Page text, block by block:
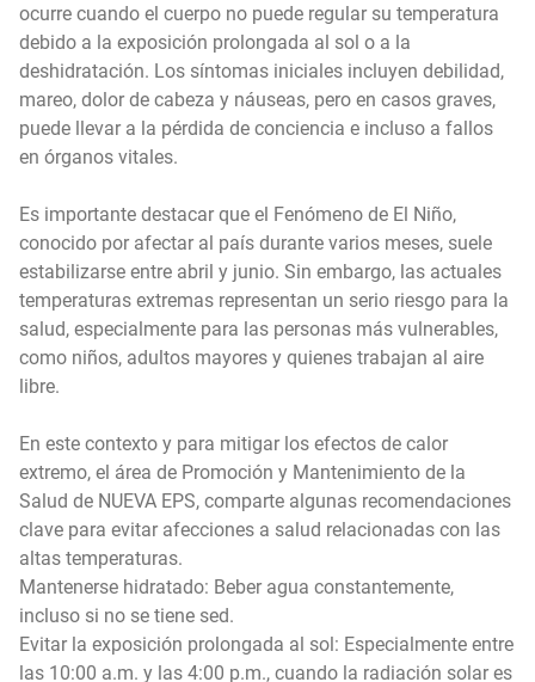
ocurre cuando el cuerpo no puede regular su temperatura
debido a la exposición prolongada al sol o a la
deshidratación. Los síntomas iniciales incluyen debilidad,
mareo, dolor de cabeza y náuseas, pero en casos graves,
puede llevar a la pérdida de conciencia e incluso a fallos
en órganos vitales.
Es importante destacar que el Fenómeno de El Niño,
conocido por afectar al país durante varios meses, suele
estabilizarse entre abril y junio. Sin embargo, las actuales
temperaturas extremas representan un serio riesgo para la
salud, especialmente para las personas más vulnerables,
como niños, adultos mayores y quienes trabajan al aire
libre.
En este contexto y para mitigar los efectos de calor
extremo, el área de Promoción y Mantenimiento de la
Salud de NUEVA EPS, comparte algunas recomendaciones
clave para evitar afecciones a salud relacionadas con las
altas temperaturas.
Mantenerse hidratado: Beber agua constantemente,
incluso si no se tiene sed.
Evitar la exposición prolongada al sol: Especialmente entre
las 10:00 a.m. y las 4:00 p.m., cuando la radiación solar es